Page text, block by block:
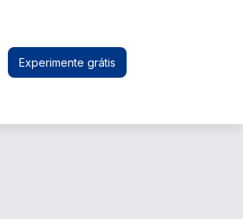
Experimente grátis